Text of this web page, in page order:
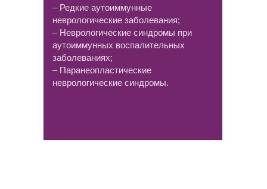
– Редкие аутоиммунные
неврологические заболевания;
– Неврологические синдромы при
аутоиммунных воспалительных
заболеваниях;
– Паранеопластические
неврологические синдромы.